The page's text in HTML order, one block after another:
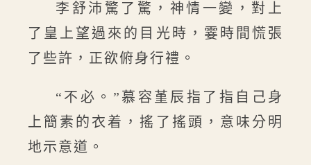
李舒沛驚了驚，神情一變，對上
了皇上望過來的目光時，霎時間慌張
了些許，正欲俯身行禮。
“不必。”慕容堇辰指了指自己身
上簡素的衣着，搖了搖頭，意味分明
地示意道。